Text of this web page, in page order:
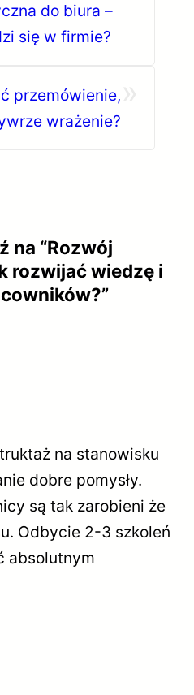
do biura –
się w firmie?
przemówienie,
wrażenie?
na “Rozwój
rozwijać wiedzę i
na stanowisku
dobre pomysły.
są tak zarobieni że
Odbycie 2-3 szkoleń
absolutnym